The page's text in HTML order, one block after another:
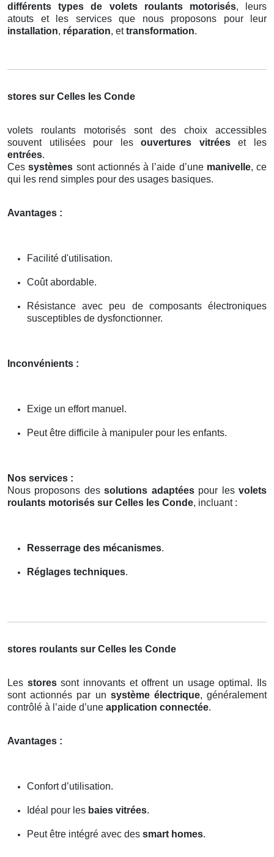
différents types de volets roulants motorisés, leurs
atouts et les services que nous proposons pour leur
installation, réparation, ettransformation.
stores sur Celles les Conde
volets roulants motorisés sont des choix accessibles
souvent utilisées pour lesouvertures vitréeset les
entrées.
Cessystèmes sont actionnés à l’aide d’une manivelle, ce
qui les rend simples pour des usages basiques.
Avantages :
Facilité d'utilisation.
Coût abordable.
Résistance avec peu de composants électroniques
susceptibles de dysfonctionner.
Inconvénients :
Exige un effort manuel.
Peut être difficile à manipuler pour les enfants.
Nos services :
Nous proposons dessolutions adaptéespour lesvolets
roulants motorisés sur Celles les Conde, incluant :
Resserrage des mécanismes.
Réglages techniques.
stores roulants sur Celles les Conde
Les storessont innovants et offrent un usage optimal. Ils
sont actionnés par un système électrique, généralement
contrôlé à l’aide d’une application connectée.
Avantages :
Confort d’utilisation.
Idéal pour les baies vitrées.
Peut être intégré avec des smart homes.